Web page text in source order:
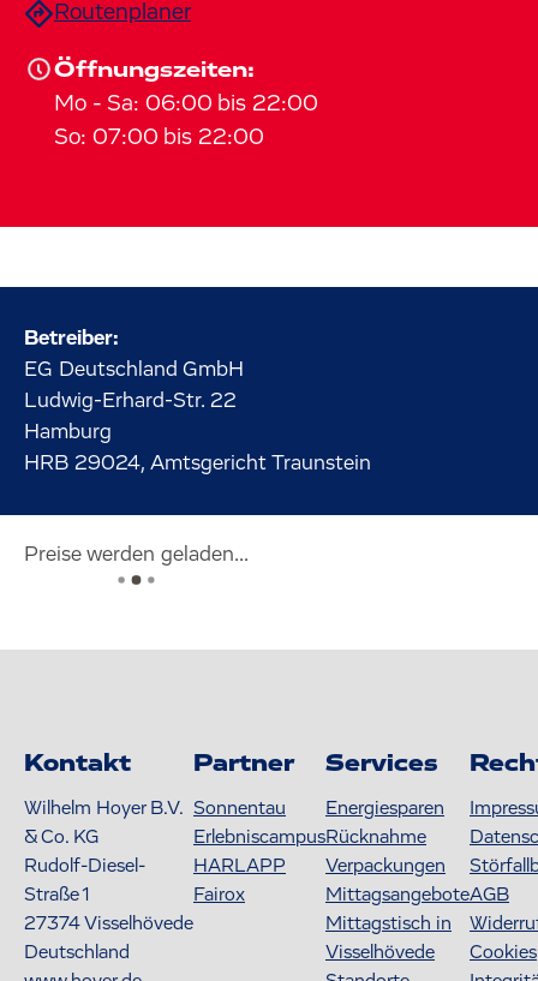
Routenplaner
Öffnungszeiten:
Mo - Sa: 06:00 bis 22:00
So: 07:00 bis 22:00
Betreiber:
EG Deutschland GmbH
Ludwig-Erhard-Str. 22
Hamburg
HRB 29024, Amtsgericht Traunstein
Preise werden geladen...
Kontakt
Wilhelm Hoyer B.V.
& Co. KG
Rudolf-Diesel-
Straße 1
27374Visselhövede
Deutschland
Partner
Sonnentau
Erlebniscampus
HARLAPP
Fairox
Services
Energiesparen
Rücknahme
Verpackungen
Mittagsangebote
Mittagstisch in
Visselhövede
AGB
Cookies